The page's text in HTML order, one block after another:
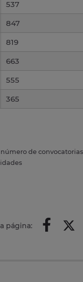
537
847
819
663
555
365
de
página: